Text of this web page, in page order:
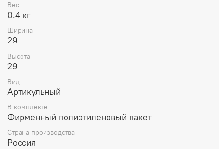
Вес
0.4 кг
Ширина
29
Высота
29
Вид
Артикульный
В комплекте
Фирменный полиэтиленовый пакет
Страна производства
Россия